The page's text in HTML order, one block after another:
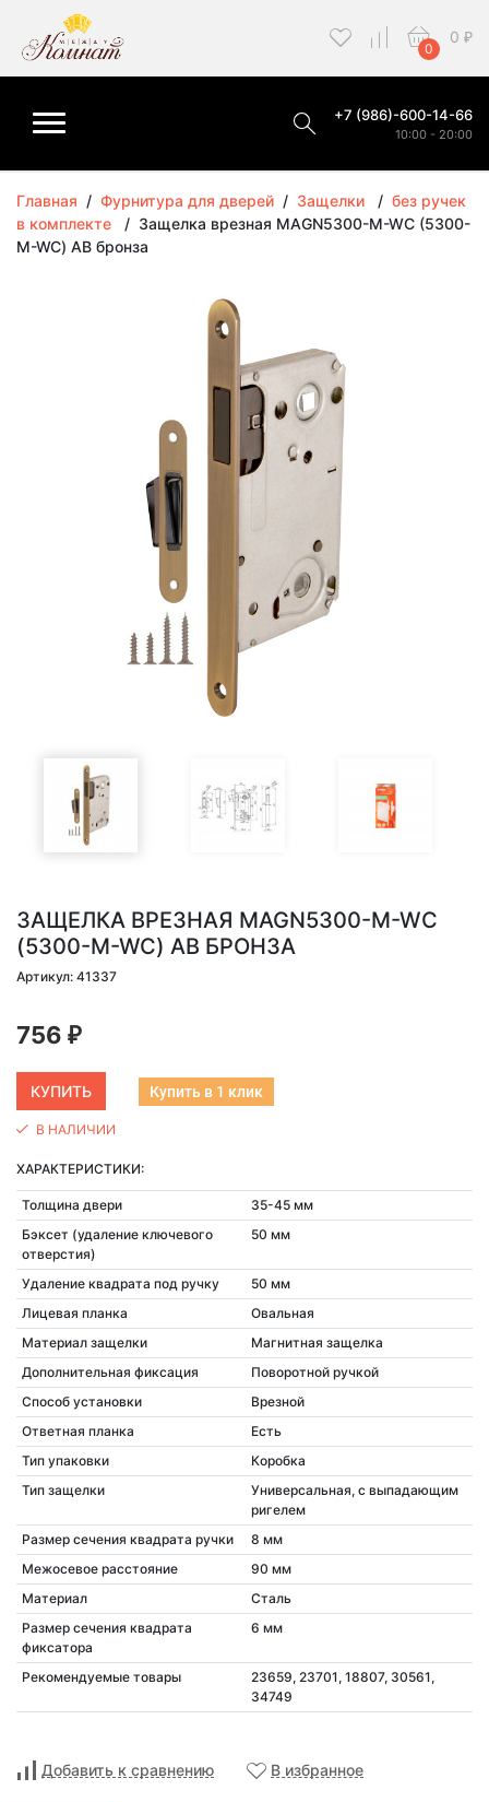
0
0 ₽
+7 (986)-600-14-66
10:00 - 20:00
Главная / Фурнитура для дверей / Защелки / без ручек
в комплекте
/ Защелка врезная MAGN5300-M-WС (5300-
M-WC) AB бронза
ЗАЩЕЛКА ВРЕЗНАЯ MAGN5300-M-WС
(5300-M-WC) AB БРОНЗА
Артикул: 41337
756 ₽
Купить в 1 клик
В НАЛИЧИИ
ХАРАКТЕРИСТИКИ:
Толщина двери
35-45 мм
Бэксет (удаление ключевого
отверстия)
50 мм
Удаление квадрата под ручку
50 мм
Лицевая планка
Овальная
Материал защелки
Магнитная защелка
Дополнительная фиксация
Поворотной ручкой
Способ установки
Врезной
Ответная планка
Есть
Тип упаковки
Коробка
Тип защелки
Универсальная, с выпадающим
ригелем
Размер сечения квадрата ручки
8 мм
Межосевое расстояние
90 мм
Материал
Сталь
Размер сечения квадрата
фиксатора
6 мм
Рекомендуемые товары
23659, 23701, 18807, 30561,
34749
Добавить к сравнению В избранное